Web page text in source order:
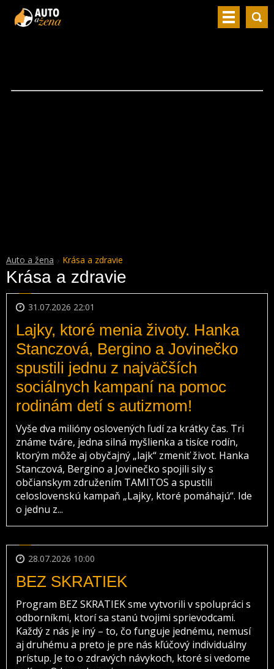
Auto a žena Krása a zdravie
Krása a zdravie
31.07.2026 22:01
Lajky, ktoré menia životy. Hanka
Stanczová, Bergino a Jovinečko
spustili jednu z najväčších
sociálnych kampaní na pomoc
rodinám detí s autizmom!
Vyše dva milióny oslovených ľudí za krátky čas. Tri
známe tváre, jedna silná myšlienka a tisíce rodín,
ktorým môže aj obyčajný „lajk“ zmeniť život. Hanka
Stanczová, Bergino a Jovinečko spojili sily s
občianskym združením TAMITOS a spustili
celoslovenskú kampaň „Lajky, ktoré pomáhajú“. Ide
o jednu z...
28.07.2026 10:00
BEZ SKRATIEK
Program BEZ SKRATIEK sme vytvorili v spolupráci s
odborníkmi, ktorí sa stanú tvojimi sprievodcami.
Každý z nás je iný – to, čo funguje jednému, nemusí
aj druhému a preto je pre nás kľúčový individuálny
prístup. Je to o zdravých návykoch, ktoré si vedome